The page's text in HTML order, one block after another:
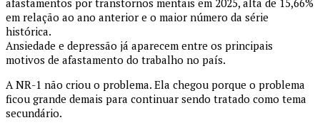
afastamentos por transtornos mentais em 2025, alta de 15,66%
em relação ao ano anterior e o maior número da série
histórica.
Ansiedade e depressão já aparecem entre os principais
motivos de afastamento do trabalho no país.
A NR-1 não criou o problema. Ela chegou porque o problema
ficou grande demais para continuar sendo tratado como tema
secundário.